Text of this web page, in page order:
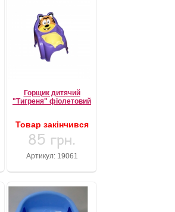
Горщик дитячий
"Тигреня" фіолетовий
Товар закінчився
85 грн.
Артикул: 19061